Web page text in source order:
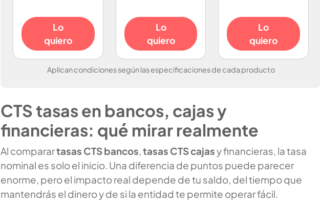
Lo
quiero
Lo
quiero
Lo
quiero
Aplican condiciones según las especificaciones de cada producto
CTS tasas en bancos, cajas y
financieras: qué mirar realmente
Al comparartasas CTS bancos,tasas CTS cajasy financieras, la tasa
nominal es solo el inicio. Una diferencia de puntos puede parecer
enorme, pero el impacto real depende de tu saldo, del tiempo que
mantendrás el dinero y de si la entidad te permite operar fácil.